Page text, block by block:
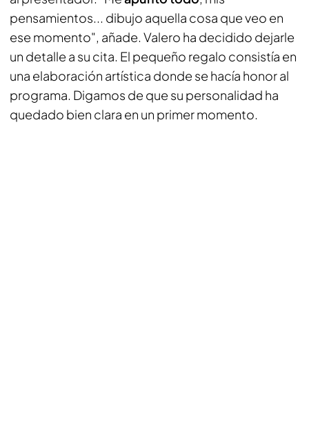
pensamientos... dibujo aquella cosa que veo en
ese momento", añade. Valero ha decidido dejarle
un detalle a su cita. El pequeño regalo consistía en
una elaboración artística donde se hacía honor al
programa. Digamos de que su personalidad ha
quedado bien clara en un primer momento.